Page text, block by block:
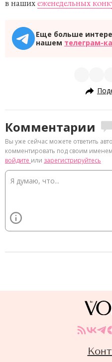
в нашихеженедельных
Еще больше
нашем телеграм-
Комментарии
Вы уже сейчас можете ответить
комментировать под своим
войдите или зарегистрируйтесь